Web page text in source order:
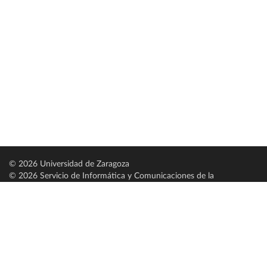
© 2026 Universidad de Zaragoza
© 2026 Servicio de Informática y Comunicaciones de la